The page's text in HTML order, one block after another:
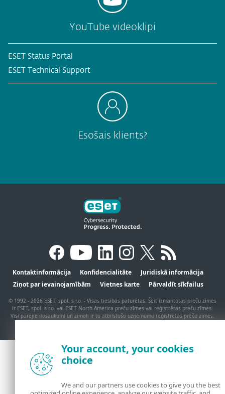
YouTube videoklipi
ESET Status Portal
ESET Technical Support
Esošais klients?
Kontaktinformācija Konfidencialitāte
Juridiskā informācija
Ziņot par ievainojamībām
Vietnes karte Pārvaldīt sīkfailus
© 1992 - 2026 ESET, spol. s r.o. - Visas tiesības paturētas. Šeit izmantotās preču zīmes
ir ESET, spol. s r.o. vai ESET North America preču zīmes vai reģistrētas preču zīmes.
Visi pārējie nosaukumi un zīmoli ir to atbilstošo uzņēmumu reģistrētas preču zīmes.
Your account, your cookies
choice
We and our partners use cookies to give you the best